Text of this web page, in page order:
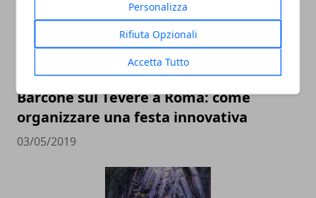
Personalizza
Rifiuta Opzionali
Accetta Tutto
Barcone sul Tevere a Roma: come
organizzare una festa innovativa
03/05/2019